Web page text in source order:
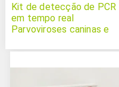
Kit de detecção de PCR
em tempo real
Parvoviroses caninas e